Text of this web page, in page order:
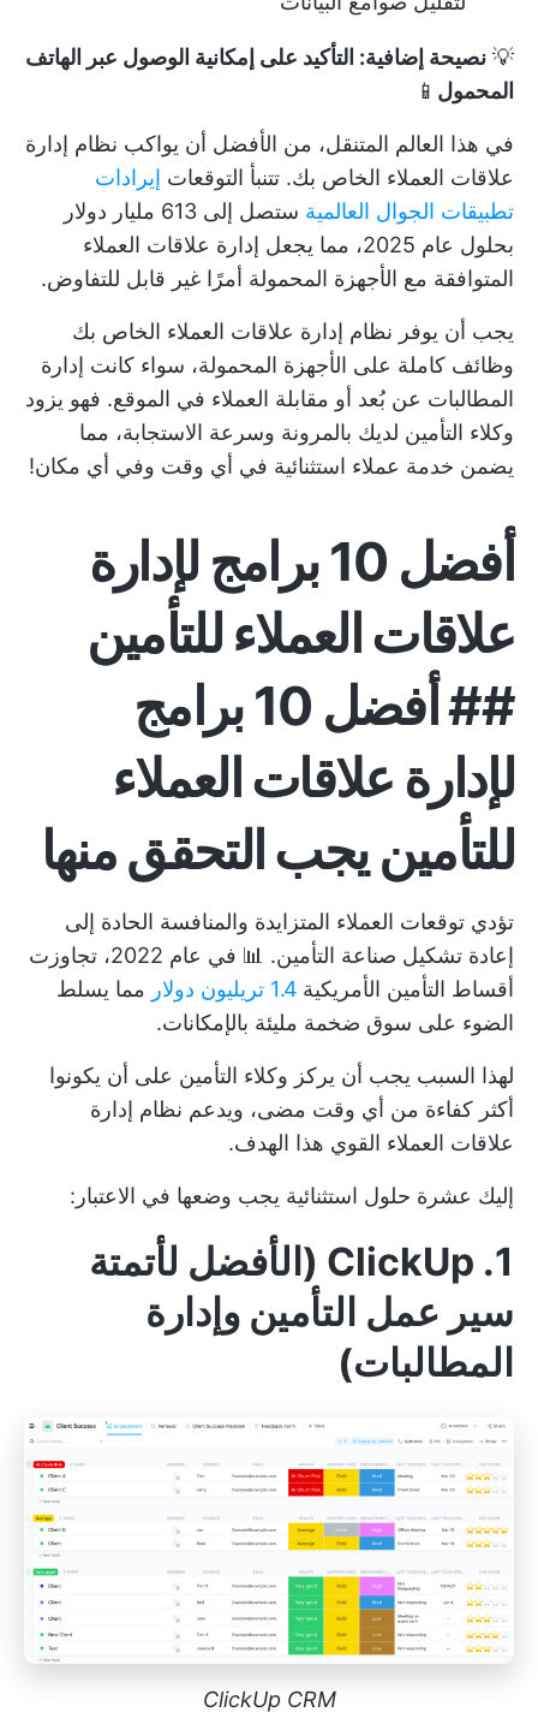
💡 نصيحة إضافية: التأكيد على إمكانية الوصول عبر الهاتف
المحمول 📱
في هذا العالم المتنقل، من الأفضل أن يواكب نظام إدارة
علاقات العملاء الخاص بك. تتنبأ التوقعات إيرادات
تطبيقات الجوال العالمية
ستصل إلى 613 مليار دولار
بحلول عام 2025، مما يجعل إدارة علاقات العملاء
المتوافقة مع الأجهزة المحمولة أمرًا غير قابل للتفاوض.
يجب أن يوفر نظام إدارة علاقات العملاء الخاص بك
وظائف كاملة على الأجهزة المحمولة، سواء كانت إدارة
المطالبات عن بُعد أو مقابلة العملاء في الموقع. فهو يزود
وكلاء التأمين لديك بالمرونة وسرعة الاستجابة، مما
يضمن خدمة عملاء استثنائية في أي وقت وفي أي مكان!
أفضل 10 برامج لإدارة
علاقات العملاء للتأمين
## أفضل 10 برامج
لإدارة علاقات العملاء
للتأمين يجب التحقق منها
تؤدي توقعات العملاء المتزايدة والمنافسة الحادة إلى
إعادة تشكيل صناعة التأمين. 📊 في عام 2022، تجاوزت
أقساط التأمين الأمريكية 1.4 تريليون دولار
مما يسلط
الضوء على سوق ضخمة مليئة بالإمكانات.
لهذا السبب يجب أن يركز وكلاء التأمين على أن يكونوا
أكثر كفاءة من أي وقت مضى، ويدعم نظام إدارة
علاقات العملاء القوي هذا الهدف.
إليك عشرة حلول استثنائية يجب وضعها في الاعتبار:
1. ClickUp (الأفضل لأتمتة
سير عمل التأمين وإدارة
المطالبات)
ClickUp CRM